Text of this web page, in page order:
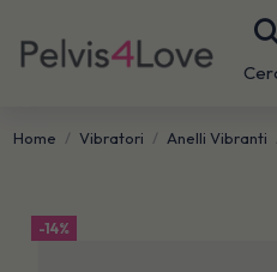
Home Vibratori Anelli Vibranti
-14%